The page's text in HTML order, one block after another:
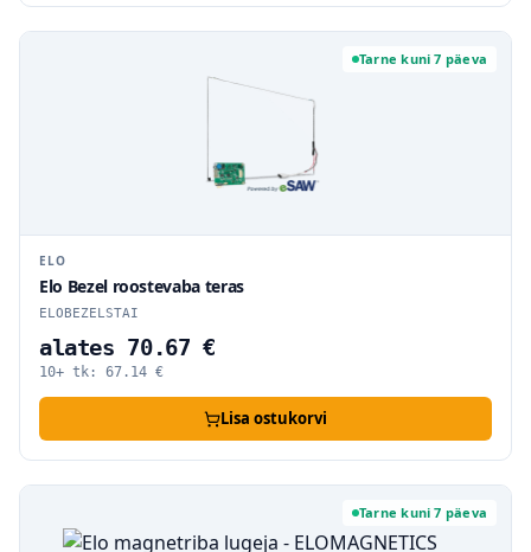
Tarne kuni 7 päeva
ELO
Elo Bezel roostevaba teras
ELOBEZELSTAI
alates 70.67 €
10+ tk: 67.14 €
Lisa ostukorvi
Tarne kuni 7 päeva